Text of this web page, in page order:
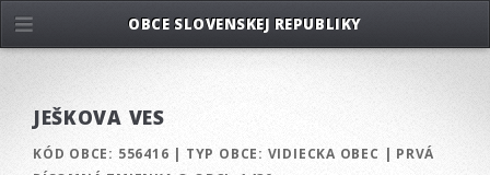
JEŠKOVA VES
KÓD OBCE: 556416 | TYP OBCE: VIDIECKA OBEC | PRVÁ
OBCE SLOVENSKEJ REPUBLIKY